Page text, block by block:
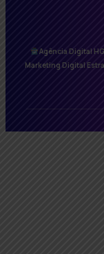
Agência Digital
Marketing Digital